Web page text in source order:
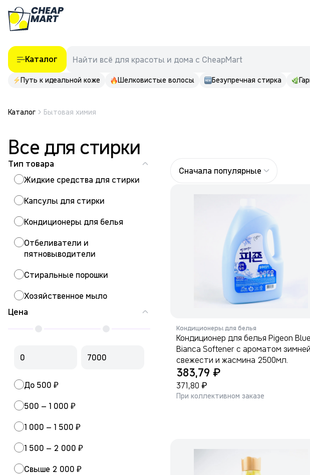
Каталог Найти всё для красоты и дома с CheapMart
Путь к идеальной коже Шелковистые волосы Безупречная стирка
Каталог Бытовая химия
Все для стирки
Тип товара
Жидкие средства для стирки
Капсулы для стирки
Кондиционеры для белья
Отбеливатели и
пятновыводители
Стиральные порошки
Хозяйственное мыло
Цена
До 500 ₽
500 – 1 000 ₽
1 000 – 1 500 ₽
1 500 – 2 000 ₽
Свыше 2 000 ₽
Сначала популярные
Кондиционеры для белья
Кондиционер для белья Pigeon Blue
Bianca Softener с ароматом зимней
свежести и жасмина 2500мл.
383,79 ₽
371,80 ₽
При коллективном заказе